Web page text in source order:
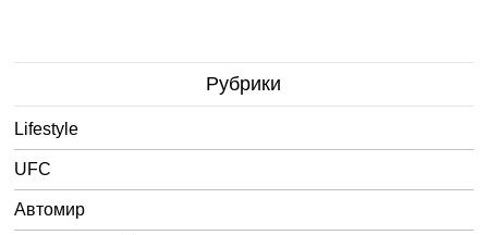
Рубрики
Lifestyle
UFC
Автомир